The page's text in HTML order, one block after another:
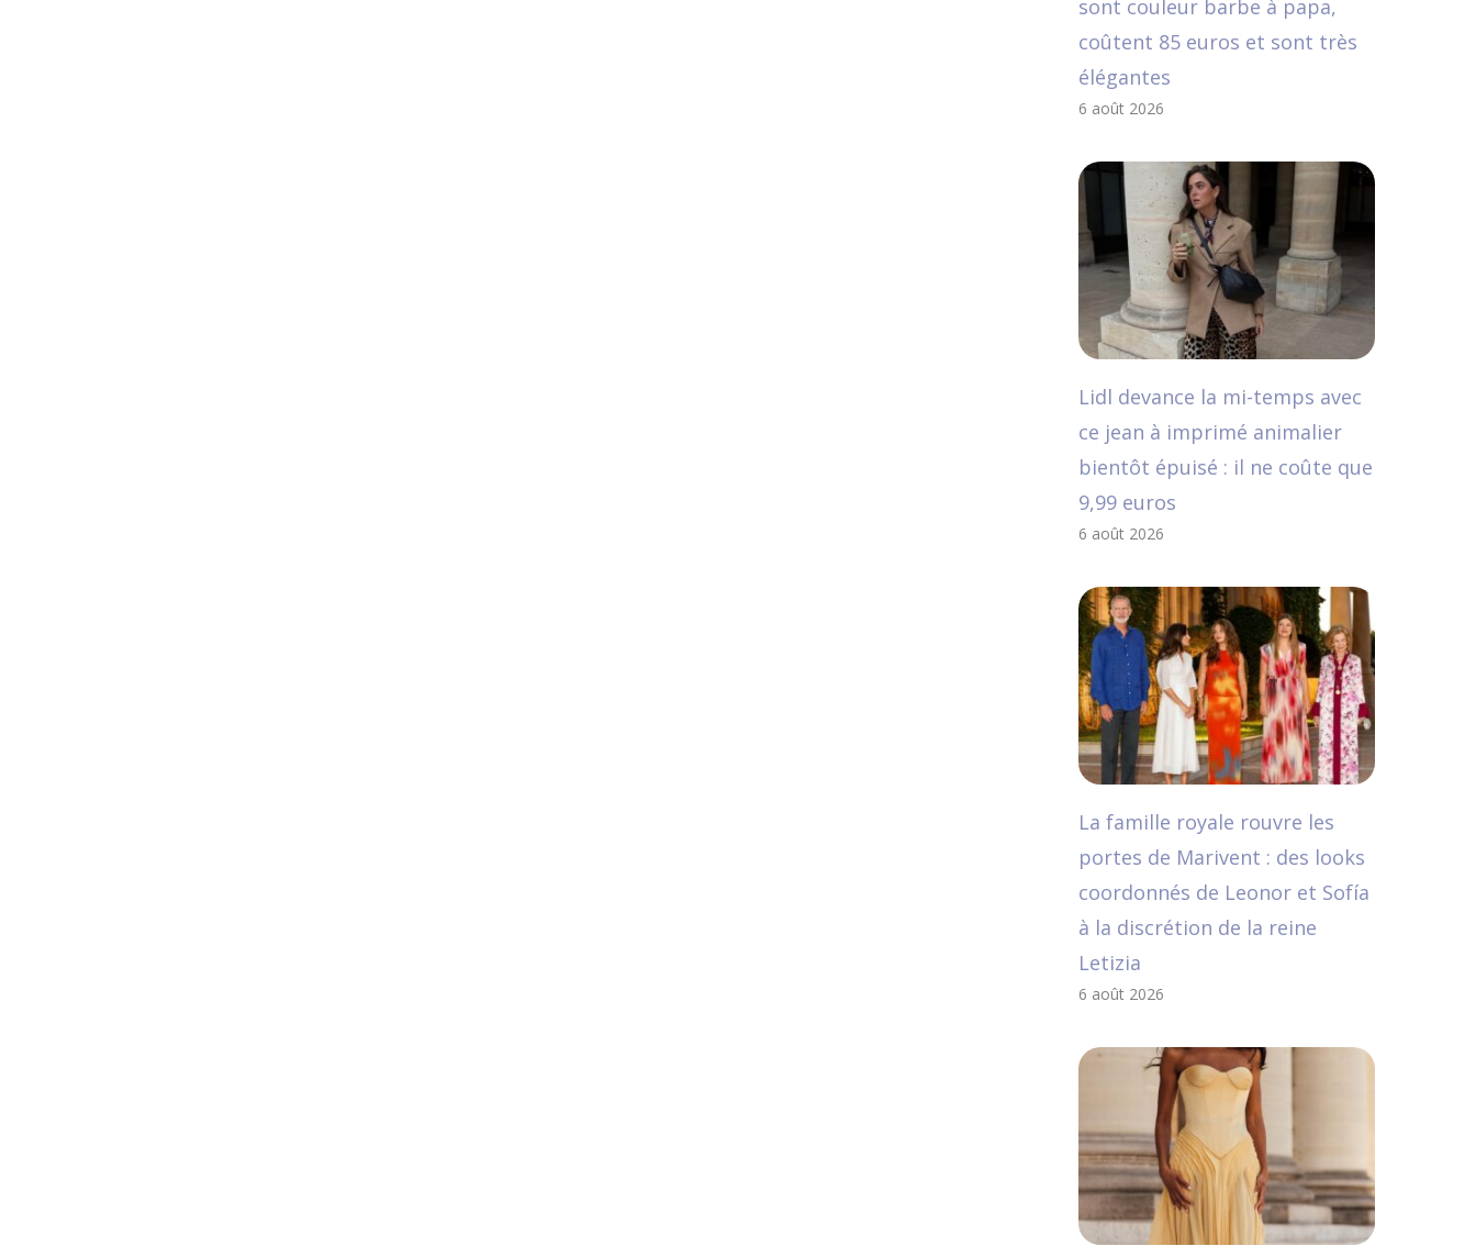
sont couleur barbe à papa,
coûtent 85 euros et sont très
élégantes
6 août 2026
Lidl devance la mi-temps avec
ce jean à imprimé animalier
bientôt épuisé : il ne coûte que
9,99 euros
6 août 2026
La famille royale rouvre les
portes de Marivent : des looks
coordonnés de Leonor et Sofía
à la discrétion de la reine
Letizia
6 août 2026